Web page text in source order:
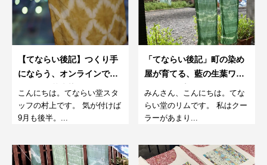
【てならい後記】つくり手
にならう、オンラインでは
じめての草木染め
こんにちは。てならい堂スタ
ッフの村上です。 気が付けば
9月も後半。...
「てならい後記」町の染め
屋が育てる、藍の生葉ワー
クショップ。9月
みんさん、こんにちは。てな
らい堂のリムです。 私はクー
ラーがあまり...